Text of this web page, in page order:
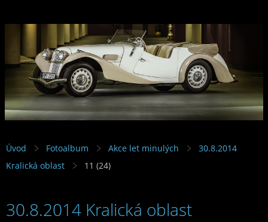
Úvod Fotoalbum Akce let minulých
30.8.2014
Kralická oblast
11 (24)
30.8.2014 Kralická oblast